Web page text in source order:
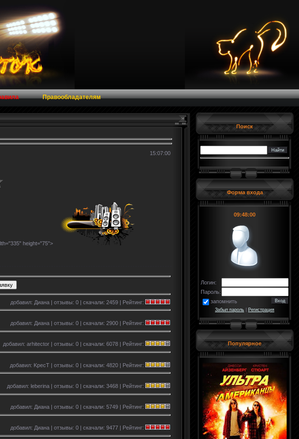
Правообладателям
15:07:00
height="75">
добавил: Диана | отзывы: 0 | скачали: 2459 | Рейтинг:
добавил: Диана | отзывы: 0 | скачали: 2900 | Рейтинг:
добавил: arhitector | отзывы: 0 | скачали: 6078 | Рейтинг:
добавил: KpecT | отзывы: 0 | скачали: 4820 | Рейтинг:
добавил: leberina | отзывы: 0 | скачали: 3468 | Рейтинг:
добавил: Диана | отзывы: 0 | скачали: 5749 | Рейтинг:
добавил: Диана | отзывы: 0 | скачали: 9477 | Рейтинг:
Поиск
Форма входа
09:48:01
Логин:
Пароль:
запомнить
Забыл пароль Регистрация
Популярное